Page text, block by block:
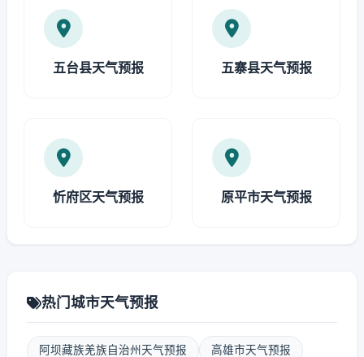
五台县天气预报 五寨县天气预报
忻府区天气预报 原平市天气预报
热门城市天气预报
阿坝藏族羌族自治州天气预报 高雄市天气预报